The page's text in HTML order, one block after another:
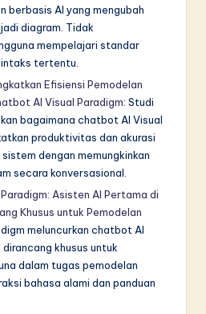
berbasis AI yang mengubah
diagram. Tidak
mempelajari standar
tertentu.
Efisiensi Pemodelan
AI Visual Paradigm: Studi
bagaimana chatbot AI Visual
produktivitas dan akurasi
dengan memungkinkan
secara konversasional.
Asisten AI Pertama di
Khusus untuk Pemodelan
meluncurkan chatbot AI
khusus untuk
dalam tugas pemodelan
bahasa alami dan panduan